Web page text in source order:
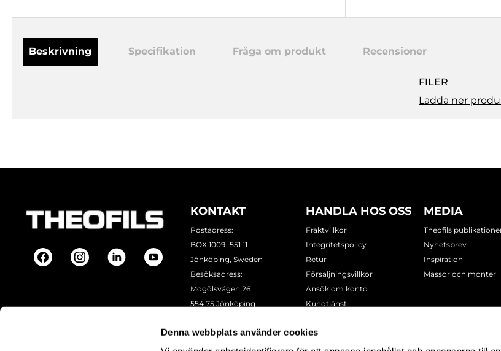
Denna webbplats använder cookies
Beskrivning Specifikation Fråga om produkt Recensioner
FILER
Ladda ner
KONTAKT
Postadress:
BOX 1009 551 11
Jönköping, Sweden
Besöksadress:
Mogölsvägen 26
554 75 Jönköping
Epost:info@theofils.se
Org. nr 556154-8925
HANDLA HOS OSS
Fraktvillkor
Integritetspolicy
Retur
Försäljningsvillkor
Ansök om konto
Kundtjänst
MEDIA
Theofils
Nyhetsbrev
Inspiration
Mässor och monter